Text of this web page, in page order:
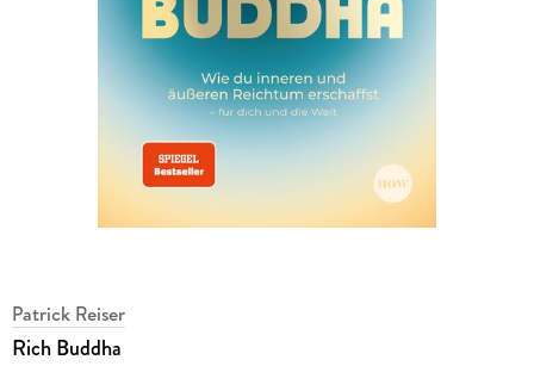
Patrick Reiser
Rich Buddha